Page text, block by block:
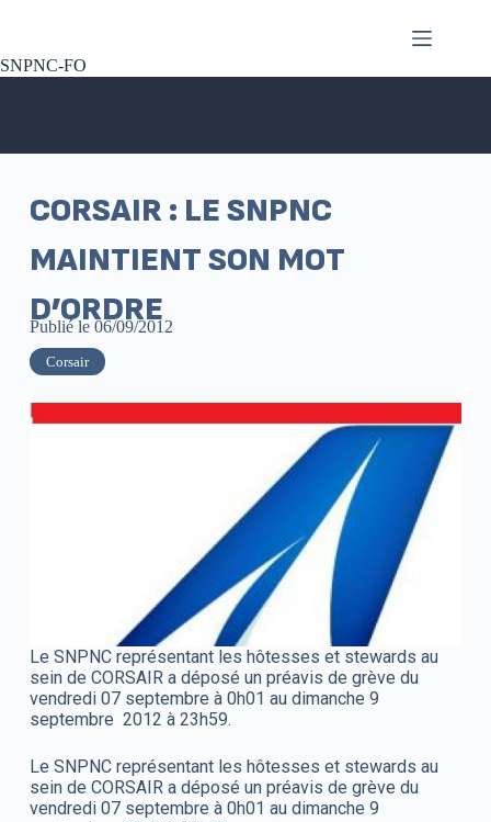
SNPNC-FO
CORSAIR : LE SNPNC
MAINTIENT SON MOT
D’ORDRE
Publié le 06/09/2012
Corsair
Le SNPNC représentant les hôtesses et stewards au
sein de CORSAIR a déposé un préavis de grève du
vendredi 07 septembre à 0h01 au dimanche 9
septembre 2012 à 23h59.
Le SNPNC représentant les hôtesses et stewards au
sein de CORSAIR a déposé un préavis de grève du
vendredi 07 septembre à 0h01 au dimanche 9